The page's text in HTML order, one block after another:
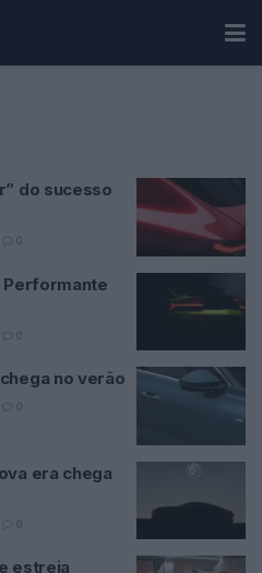
do sucesso
0
Performante
0
no verão
0
era chega
0
estreia